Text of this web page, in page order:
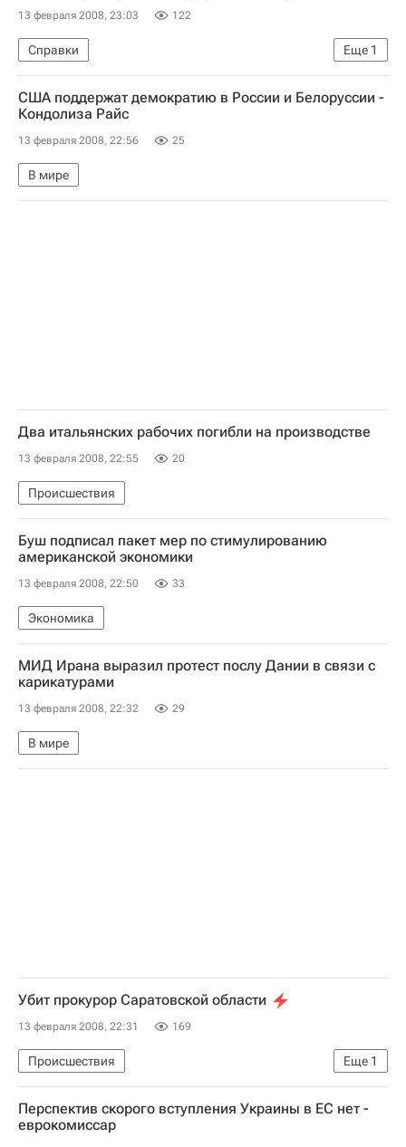
13 февраля 2008, 23:03 122
Еще 1
Справки
Убийство прокурора Саратовской области: версии, расследование
США поддержат демократию в России и Белоруссии -
Кондолиза Райс
13 февраля 2008, 22:56 25
В мире
Два итальянских рабочих погибли на производстве
13 февраля 2008, 22:55 20
Происшествия
Буш подписал пакет мер по стимулированию
американской экономики
13 февраля 2008, 22:50 33
Экономика
МИД Ирана выразил протест послу Дании в связи с
карикатурами
13 февраля 2008, 22:32 29
В мире
Убит прокурор Саратовской области
13 февраля 2008, 22:31 169
Еще 1
Происшествия
Убийство прокурора Саратовской области: версии, расследование
Перспектив скорого вступления Украины в ЕС нет -
еврокомиссар